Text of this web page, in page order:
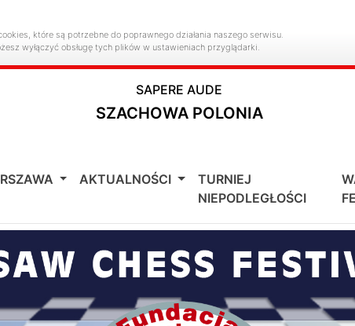
które są potrzebne do poprawnego działania naszego serwisu.
wyłączyć obsługę tych plików w ustawieniach przyglądarki.
SAPERE AUDE
SZACHOWA POLONIA
AKTUALNOŚCI
TURNIEJ
NIEPODLEGŁOŚCI